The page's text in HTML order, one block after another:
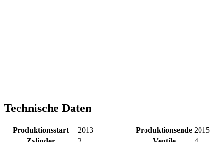
Technische Daten
Produktionsstart 2013 Produktionsende 2015